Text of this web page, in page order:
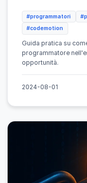
#programmatori
#codemotion
Guida pratica su
programmatore
opportunità.
2024-08-01